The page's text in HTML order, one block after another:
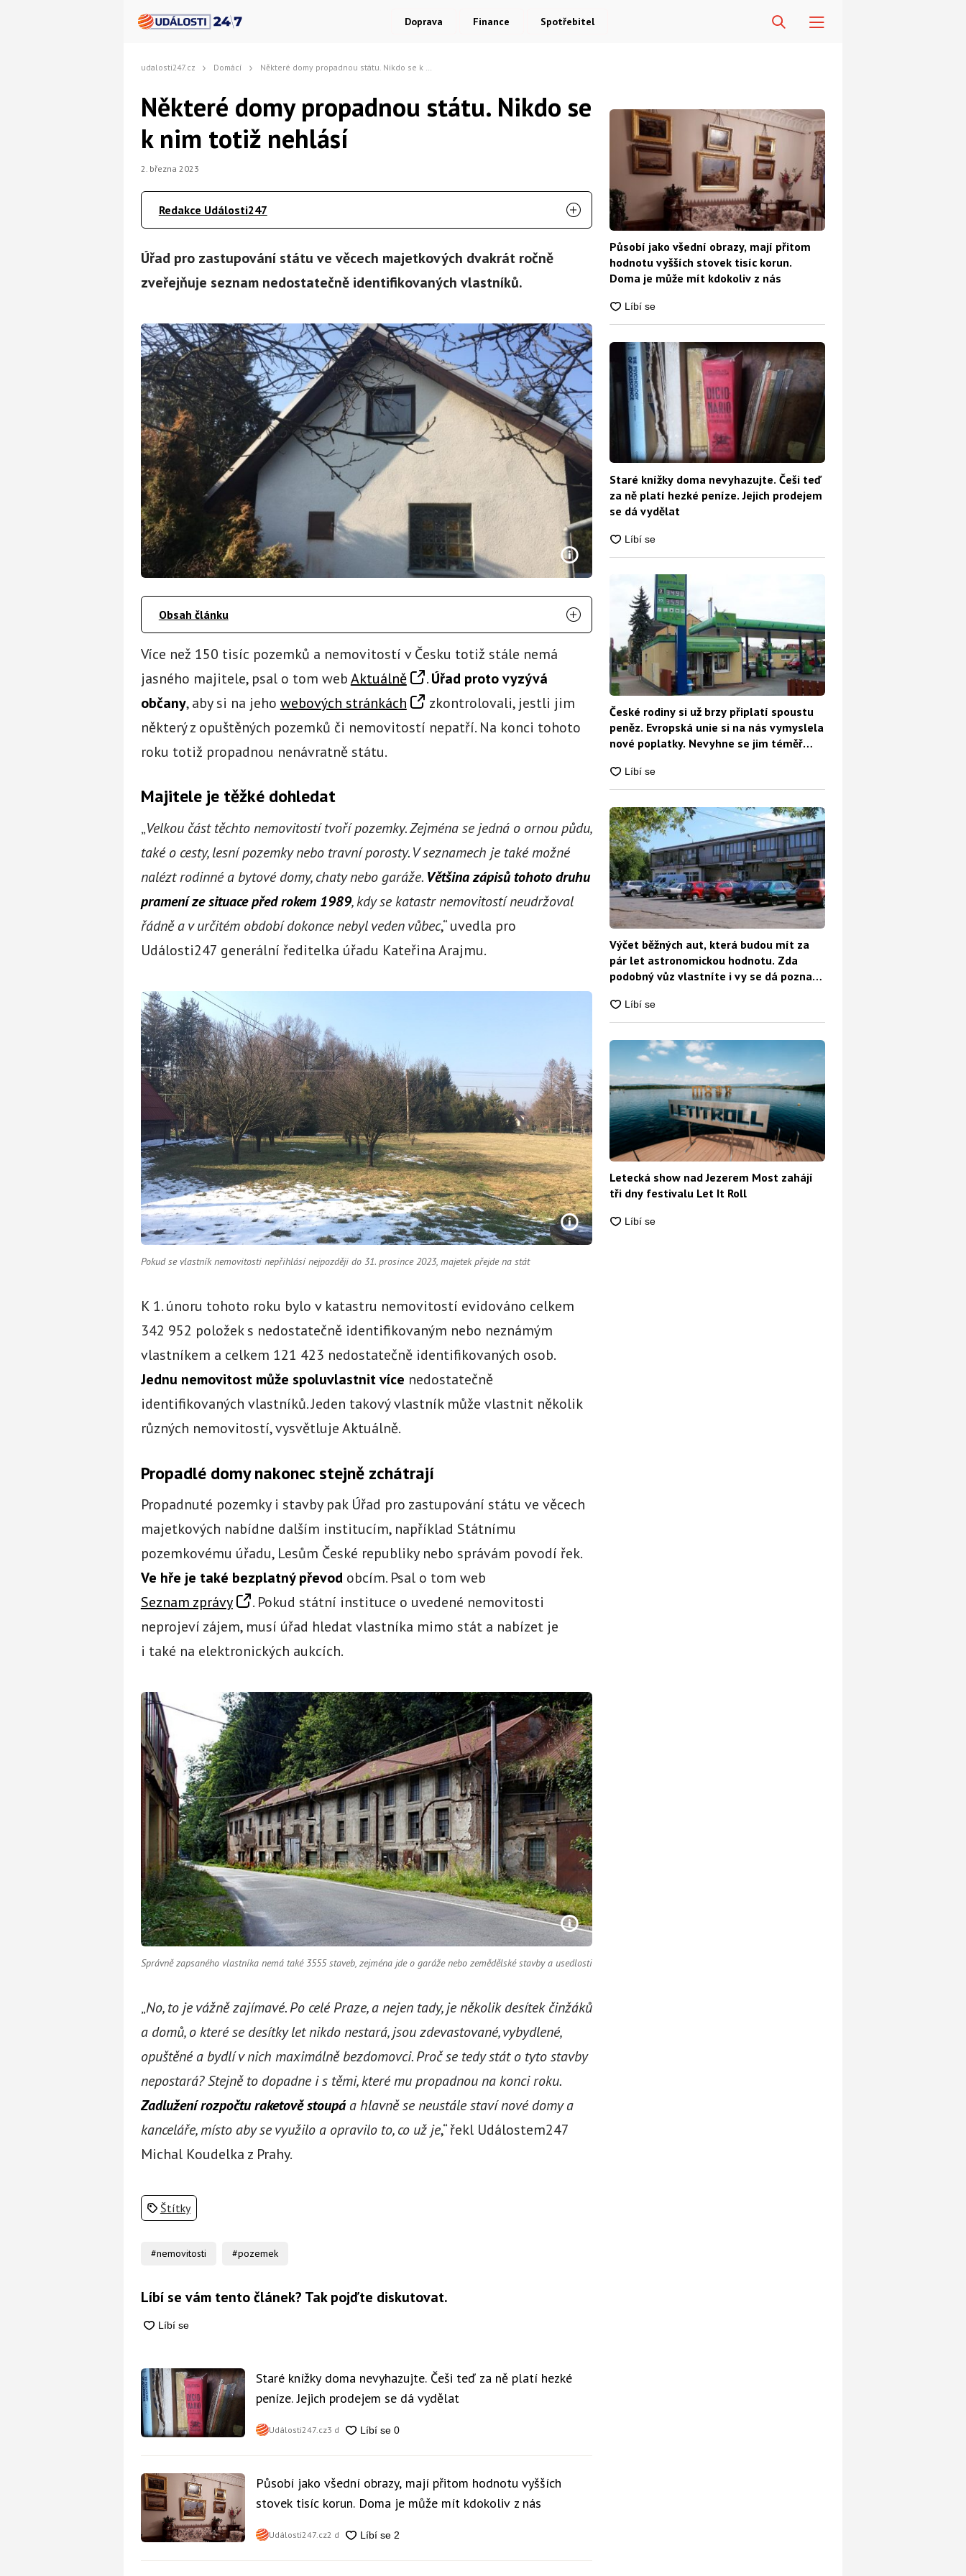
Doprava Finance Spotřebitel
udalosti247.cz Domácí Některé domy propadnou státu. Nikdo se k nim totiž nehlásí
Některé domy propadnou státu. Nikdo se
k nim totiž nehlásí
2. března 2023
Redakce Události247
Úřad pro zastupování státu ve věcech majetkových dvakrát ročně
zveřejňuje seznam nedostatečně identifikovaných vlastníků.
Obsah článku
Více než 150 tisíc pozemků a nemovitostí v Česku totiž stále nemá
jasného majitele, psal o tom webAktuálně .Úřad proto vyzývá
občany, aby si na jeho webových stránkách
zkontrolovali, jestli jim
některý z opuštěných pozemků či nemovitostí nepatří. Na konci tohoto
roku totiž propadnou nenávratně státu.
Majitele je těžké dohledat
„Velkou část těchto nemovitostí tvoří pozemky. Zejména se jedná o ornou půdu,
také o cesty, lesní pozemky nebo travní porosty. V seznamech je také možné
nalézt rodinné a bytové domy, chaty nebo garáže. Většina zápisů tohoto druhu
pramení ze situace před rokem 1989, kdy se katastr nemovitostí neudržoval
řádně a v určitém období dokonce nebyl veden vůbec,“ uvedla pro
Události247 generální ředitelka úřadu Kateřina Arajmu.
Pokud se vlastník nemovitosti nepřihlásí nejpozději do 31. prosince 2023, majetek přejde na stát
K 1. únoru tohoto roku bylo v katastru nemovitostí evidováno celkem
342 952 položek s nedostatečně identifikovaným nebo neznámým
vlastníkem a celkem 121 423 nedostatečně identifikovaných osob.
Jednu nemovitost může spoluvlastnit více nedostatečně
identifikovaných vlastníků. Jeden takový vlastník může vlastnit několik
různých nemovitostí, vysvětluje Aktuálně.
Propadlé domy nakonec stejně zchátrají
Propadnuté pozemky i stavby pak Úřad pro zastupování státu ve věcech
majetkových nabídne dalším institucím, například Státnímu
pozemkovému úřadu, Lesům České republiky nebo správám povodí řek.
Ve hře je také bezplatný převodobcím. Psal o tom web
Seznam zprávy
. Pokud státní instituce o uvedené nemovitosti
neprojeví zájem, musí úřad hledat vlastníka mimo stát a nabízet je
i také na elektronických aukcích.
Správně zapsaného vlastníka nemá také 3555 staveb, zejména jde o garáže nebo zemědělské stavby a usedlosti
„No, to je vážně zajímavé. Po celé Praze, a nejen tady, je několik desítek činžáků
a domů, o které se desítky let nikdo nestará, jsou zdevastované, vybydlené,
opuštěné a bydlí v nich maximálně bezdomovci. Proč se tedy stát o tyto stavby
nepostará? Stejně to dopadne i s těmi, které mu propadnou na konci roku.
Zadlužení rozpočtu raketově stoupáa hlavně se neustále staví nové domy a
kanceláře, místo aby se využilo a opravilo to, co už je,“ řekl Událostem247
Michal Koudelka z Prahy.
Štítky
#nemovitosti #pozemek
Líbí se vám tento článek? Tak pojďte diskutovat.
Staré knížky doma nevyhazujte. Češi teď za ně platí hezké
peníze. Jejich prodejem se dá vydělat
Události247.cz3 d
Působí jako všední obrazy, mají přitom hodnotu vyšších
stovek tisíc korun. Doma je může mít kdokoliv z nás
Události247.cz2 d
Působí jako všední obrazy, mají přitom
hodnotu vyšších stovek tisíc korun.
Doma je může mít kdokoliv z nás
Staré knížky doma nevyhazujte. Češi teď
za ně platí hezké peníze. Jejich prodejem
se dá vydělat
České rodiny si už brzy připlatí spoustu
peněz. Evropská unie si na nás vymyslela
nové poplatky. Nevyhne se jim téměř
Výčet běžných aut, která budou mít za
pár let astronomickou hodnotu. Zda
podobný vůz vlastníte i vy se dá poznat
Letecká show nad Jezerem Most zahájí
tři dny festivalu Let It Roll